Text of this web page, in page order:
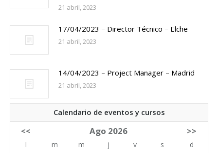
21 abril, 2023
17/04/2023 – Director Técnico – Elche
21 abril, 2023
14/04/2023 – Project Manager – Madrid
21 abril, 2023
Calendario de eventos y cursos
<< Ago 2026 >>
l m m j v s
d